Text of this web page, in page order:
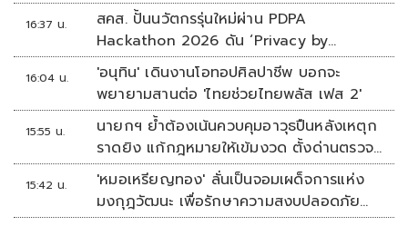
16:37 น.
สคส. ปั้นนวัตกรรุ่นใหม่ผ่าน PDPA
Hackathon 2026 ดัน ‘Privacy by
Design for all’ สู่โซลูชันคุ้มครองข้อมูลส่วน
บุคคลที่ใช้ได้จริง
16:04 น.
'อนุทิน' เดินงานโอทอปศิลปาชีพ บอกจะ
พยายามสานต่อ 'ไทยช่วยไทยพลัส เฟส 2'
15:55 น.
นายกฯ ย้ำต้องเน้นควบคุมอาวุธปืนหลังเหตุก
ราดยิง แก้กฎหมายให้เข้มงวด ตั้งด่านตรวจ
เพิ่ม
15:42 น.
'หมอเหรียญทอง' ลั่นเป็นจอมเผด็จการแห่ง
มงกุฎวัฒนะ เพื่อรักษาความสงบปลอดภัย
ภายในรพ.